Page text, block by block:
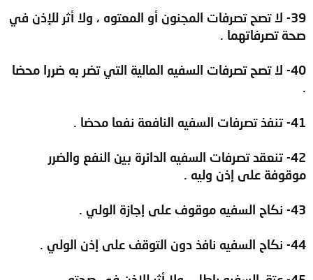
39- لا تصح تصرفات المجنون أو المعتوه ، ولا أثر للإذن في
صحة تصرفاتهما .
40- لا تصح تصرفات السفيه المالية التي تضر به ضررا محضا
.
41- تنفذ تصرفات السفيه النافعة نفعا محضا .
42- تنعقد تصرفات السفيه الدائرة بين النفع والضرر
موقوفة على إذن وليه .
43- نكاح السفيه موقوف على إجازة الولي .
44- نكاح السفيه نافذ دون التوقف على إذن الولي .